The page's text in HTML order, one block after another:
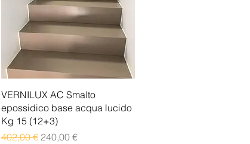
Vista rapida
VERNILUX AC Smalto
epossidico base acqua lucido
Kg 15 (12+3)
Prezzo regolare
402,00 € Prezzo scontato
240,00 €